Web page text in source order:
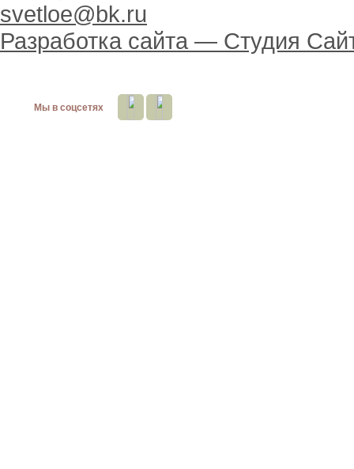
Мы в соцсетях
svetloe@bk.ru
Разработка сайта — Студия